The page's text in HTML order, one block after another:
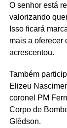
O senhor está
valorizando
Isso ficará
mais a oferecer
acrescentou.
Também
Elizeu
coronel PM
Corpo de
Glêdson.